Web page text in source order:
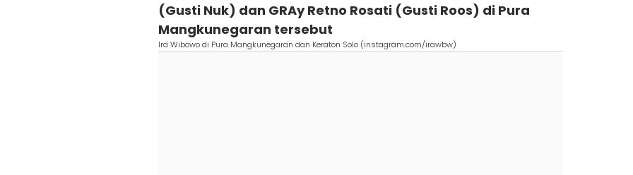
(Gusti Nuk) dan GRAy Retno Rosati (Gusti Roos) di Pura
Mangkunegaran tersebut
Ira Wibowo di Pura Mangkunegaran dan Keraton Solo (instagram.com/irawbw)